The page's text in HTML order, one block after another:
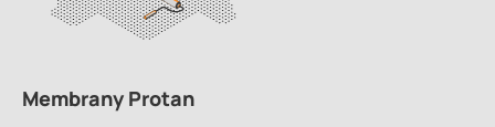
Membrany Protan